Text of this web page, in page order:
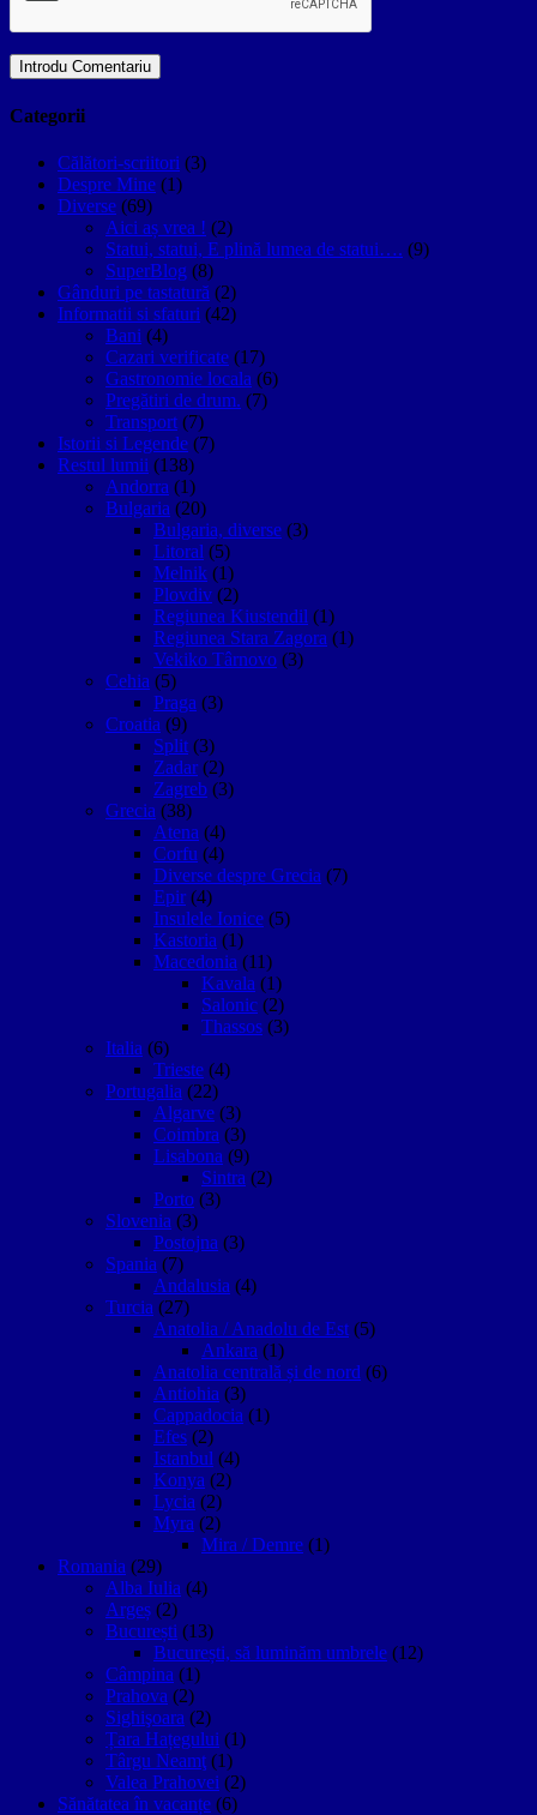
Categorii
Călători-scriitori (3)
Despre Mine (1)
Diverse (69)
Aici aș vrea ! (2)
Statui, statui, E plină lumea de statui…. (9)
SuperBlog (8)
Gânduri pe tastatură (2)
Informatii si sfaturi (42)
Bani (4)
Cazari verificate (17)
Gastronomie locala (6)
Pregătiri de drum. (7)
Transport (7)
Istorii si Legende (7)
Restul lumii (138)
Andorra (1)
Bulgaria (20)
Bulgaria, diverse (3)
Litoral (5)
Melnik (1)
Plovdiv (2)
Regiunea Kiustendil (1)
Regiunea Stara Zagora (1)
Vekiko Târnovo (3)
Cehia (5)
Praga (3)
Croatia (9)
Split (3)
Zadar (2)
Zagreb (3)
Grecia (38)
Atena (4)
Corfu (4)
Diverse despre Grecia (7)
Epir (4)
Insulele Ionice (5)
Kastoria (1)
Macedonia (11)
Kavala (1)
Salonic (2)
Thassos (3)
Italia (6)
Trieste (4)
Portugalia (22)
Algarve (3)
Coimbra (3)
Lisabona (9)
Sintra (2)
Porto (3)
Slovenia (3)
Postojna (3)
Spania (7)
Andalusia (4)
Turcia (27)
Anatolia / Anadolu de Est (5)
Ankara (1)
Anatolia centrală și de nord (6)
Antiohia (3)
Cappadocia (1)
Efes (2)
Istanbul (4)
Konya (2)
Lycia (2)
Myra (2)
Mira / Demre (1)
Romania (29)
Alba Iulia (4)
Argeș (2)
București (13)
București, să luminăm umbrele (12)
Câmpina (1)
Prahova (2)
Sighişoara (2)
Țara Hațegului (1)
Târgu Neamţ (1)
Valea Prahovei (2)
Sănătatea în vacanțe (6)